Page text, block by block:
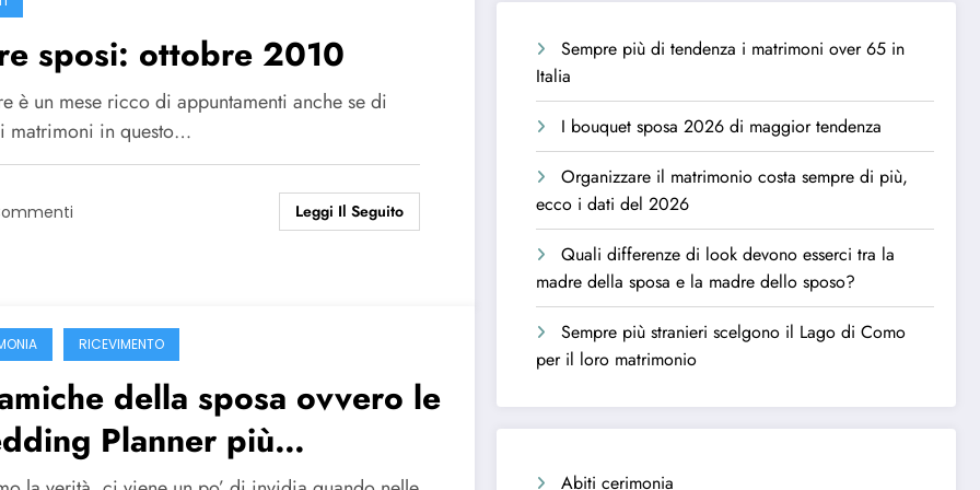
sposi: ottobre 2010
è un mese ricco di appuntamenti anche se di
matrimoni in questo…
Leggi Il Seguito
RICEVIMENTO
della sposa ovvero le
Planner più
Sempre più di tendenza i matrimoni over 65 in
Italia
I bouquet sposa 2026 di maggior tendenza
Organizzare il matrimonio costa sempre di più,
ecco i dati del 2026
Quali differenze di look devono esserci tra la
madre della sposa e la madre dello sposo?
Sempre più stranieri scelgono il Lago di Como
per il loro matrimonio
Abiti cerimonia